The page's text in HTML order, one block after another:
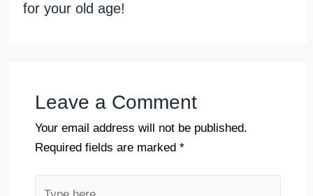
for your old age!
Leave a Comment
Your email address will not be published.
Required fields are marked *